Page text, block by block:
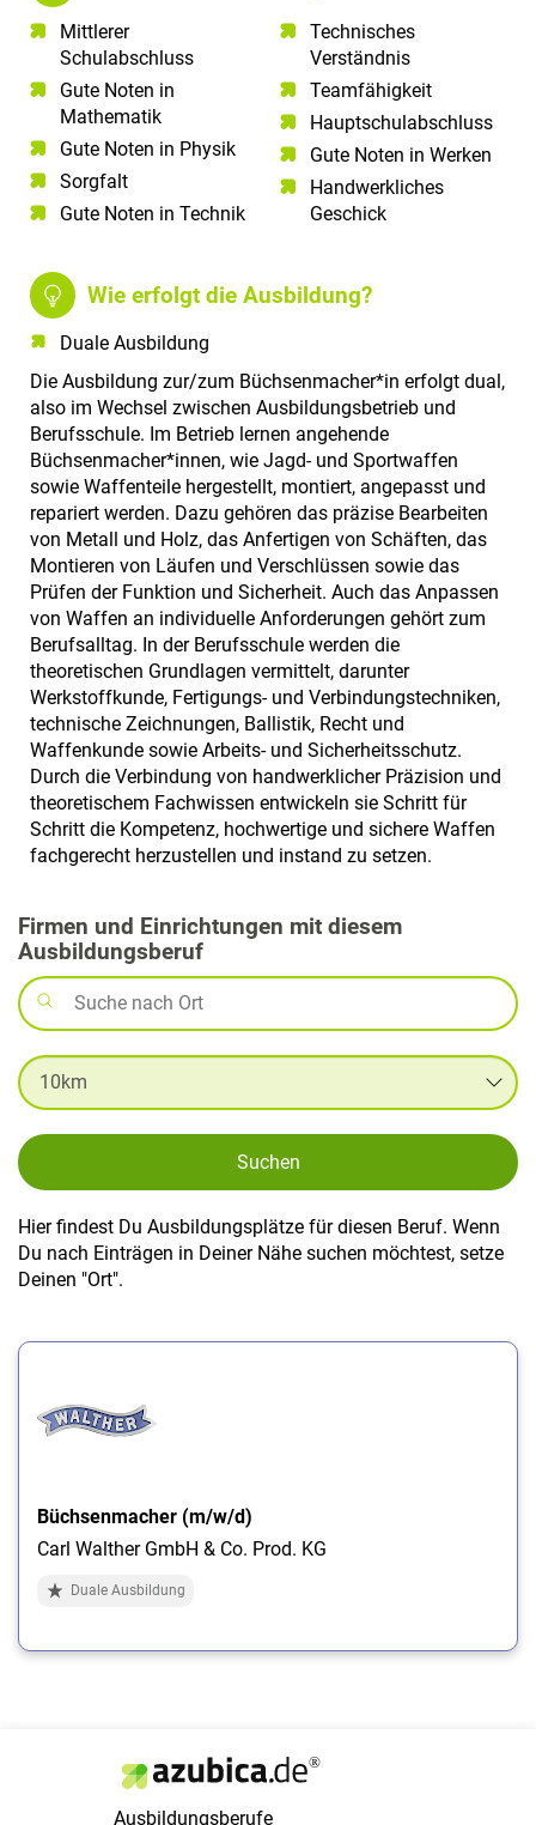
Mittlerer
Schulabschluss​
Gute Noten in
Mathematik​
Gute Noten in Physik​
Sorgfalt​
Gute Noten in Technik​
Technisches
Verständnis​
Teamfähigkeit​
Hauptschulabschluss
Gute Noten in Werken
Handwerkliches
Geschick
Wie erfolgt die Ausbildung?
Duale Ausbildung
Die Ausbildung zur/zum Büchsenmacher*in erfolgt dual,
also im Wechsel zwischen Ausbildungsbetrieb und
Berufsschule. Im Betrieb lernen angehende
Büchsenmacher*innen, wie Jagd- und Sportwaffen
sowie Waffenteile hergestellt, montiert, angepasst und
repariert werden. Dazu gehören das präzise Bearbeiten
von Metall und Holz, das Anfertigen von Schäften, das
Montieren von Läufen und Verschlüssen sowie das
Prüfen der Funktion und Sicherheit. Auch das Anpassen
von Waffen an individuelle Anforderungen gehört zum
Berufsalltag. In der Berufsschule werden die
theoretischen Grundlagen vermittelt, darunter
Werkstoffkunde, Fertigungs- und Verbindungstechniken,
technische Zeichnungen, Ballistik, Recht und
Waffenkunde sowie Arbeits- und Sicherheitsschutz.
Durch die Verbindung von handwerklicher Präzision und
theoretischem Fachwissen entwickeln sie Schritt für
Schritt die Kompetenz, hochwertige und sichere Waffen
fachgerecht herzustellen und instand zu setzen.
Firmen und Einrichtungen mit diesem
Ausbildungsberuf
Suchen
Hier findest Du Ausbildungsplätze für diesen Beruf. Wenn
Du nach Einträgen in Deiner Nähe suchen möchtest, setze
Deinen "Ort".
Büchsenmacher (m/w/d)
Carl Walther GmbH & Co. Prod. KG
Duale Ausbildung
Ausbildungsberufe